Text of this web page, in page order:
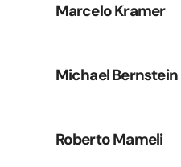
Marcelo Kramer
Michael Bernstein
Roberto Mameli